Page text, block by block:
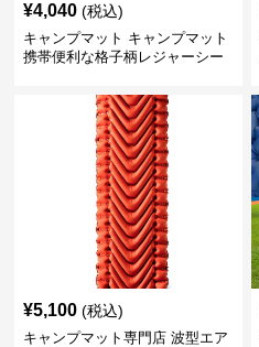
¥4,040 (税込)
キャンプマット キャンプマット
携帯便利な格子柄レジャーシー
¥5,100 (税込)
キャンプマット専門店 波型エア